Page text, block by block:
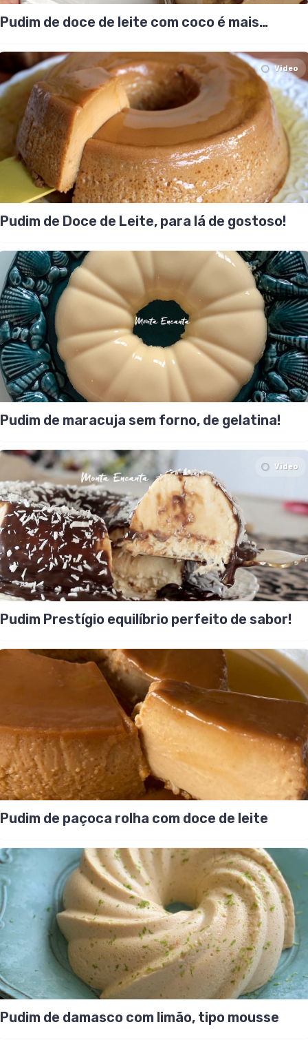
Pudim de doce de leite com coco é mais
Video
Pudim de Doce de Leite, para lá de gostoso!
Pudim de maracuja sem forno, de gelatina!
Video
Pudim Prestígio equilíbrio perfeito de sabor!
Pudim de paçoca rolha com doce de leite
Pudim de damasco com limão, tipo mousse